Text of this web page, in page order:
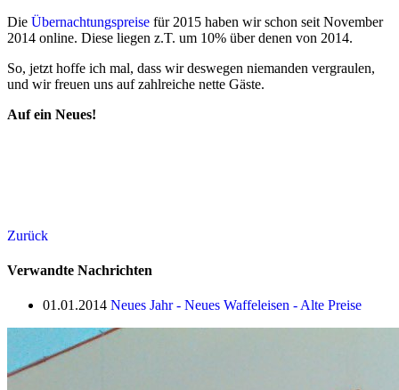
Die Übernachtungspreise für 2015 haben wir schon seit November
2014 online. Diese liegen z.T. um 10% über denen von 2014.
So, jetzt hoffe ich mal, dass wir deswegen niemanden vergraulen,
und wir freuen uns auf zahlreiche nette Gäste.
Auf ein Neues!
Zurück
Verwandte Nachrichten
01.01.2014 Neues Jahr - Neues Waffeleisen - Alte Preise